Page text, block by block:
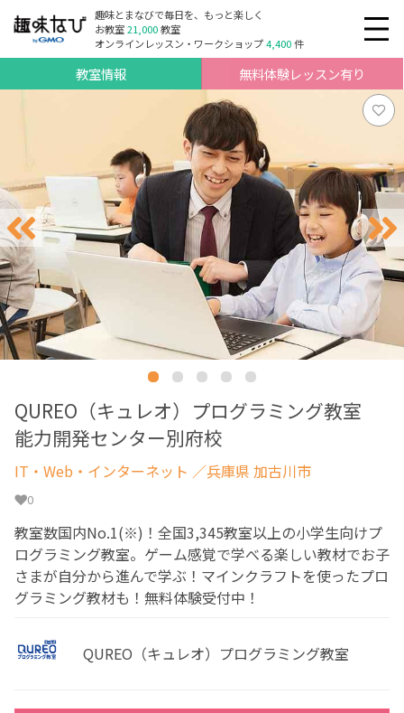
趣味とまなびで毎日を、もっと楽しく
お教室21,000教室
オンラインレッスン・ワークショップ4,400件
教室情報 無料体験レッスン有り
QUREO（キュレオ）プログラミング教室
能力開発センター別府校
IT・Web・インターネット ／兵庫県 加古川市
0
教室数国内No.1(※)！全国3,345教室以上の小学生向けプ
ログラミング教室。ゲーム感覚で学べる楽しい教材でお子
さまが自分から進んで学ぶ！マインクラフトを使ったプロ
グラミング教材も！無料体験受付中！
QUREO（キュレオ）プログラミング教室